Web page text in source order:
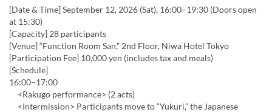
[Date & Time] September 12, 2026 (Sat), 16:00–19:30 (Doors open
at 15:30)
[Capacity] 28 participants
[Venue] “Function Room San,” 2nd Floor, Niwa Hotel Tokyo
[Participation Fee] 10,000 yen (includes tax and meals)
[Schedule]
16:00–17:00
<Rakugo performance> (2 acts)
<Intermission> Participants move to “Yukuri,” the Japanese